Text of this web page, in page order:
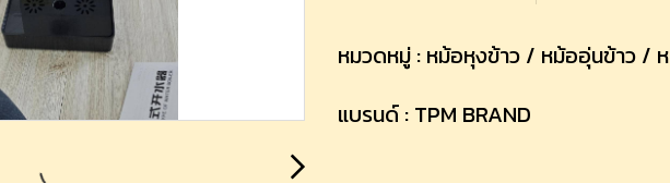
หมวดหมู่ : หม้อหุงข้าว / หม้ออุ่นข้าว /
แบรนด์ : TPM BRAND